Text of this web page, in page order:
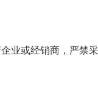
业或经销商，严禁